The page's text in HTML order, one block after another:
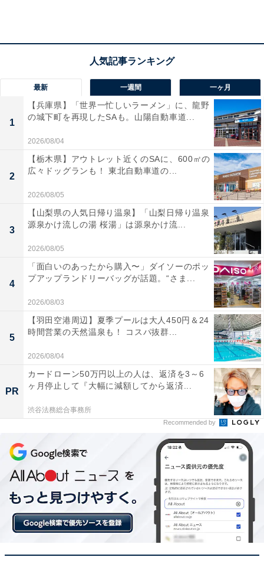
第2位：出費がかさんだとき（14.8％）
2位は、「出費がかさんだとき」です。
衝動買いや予期せぬトラブル、忙しさで外食やコンビニ
食が増えてしまったときなどは、出費が多くなるもの。
月末のカードの支払いや生活費の引き落とし時などに、
一気に危機感を感じるようです。コメントでは、「衝動
買いしてしまったとき」（32歳 女性）や、「車のタイヤ
代、家電の購入など、大きなお金が出ていくとき」（28
歳 女性）といった声が寄せられています。
第1位：貯蓄が増えないとき（33.4％）
最新 一週間 一ヶ月
1
【兵庫県】「世界一忙しいラーメン」に、龍野
の城下町を再現したSAも。山陽自動車道...
2026/08/04
2
【栃木県】アウトレット近くのSAに、600㎡の
広々ドッグランも！ 東北自動車道の...
2026/08/05
3
【山梨県の人気日帰り温泉】「山梨日帰り温泉
源泉かけ流しの湯 桜湯」は源泉かけ流...
2026/08/05
4
「面白いのあったから購入〜」ダイソーのポッ
プアップランドリーバッグが話題。“さま...
2026/08/03
5
【羽田空港周辺】夏季プールは大人450円＆24
時間営業の天然温泉も！ コスパ抜群...
2026/08/04
PR
カードローン50万円以上の人は、返済を3～6
ヶ月停止して『大幅に減額してから返済...
渋谷法務総合事務所
Recommended by